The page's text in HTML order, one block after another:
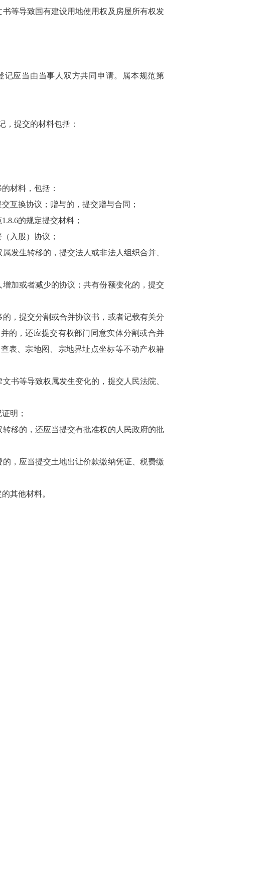
等导致国有建设用地使用权及房屋所有权发
应当由当事人双方共同申请。属本规范第
，提交的材料包括：
材料，包括：
互换协议；赠与的，提交赠与合同；
的规定提交材料；
入股）协议；
发生转移的，提交法人或非法人组织合并、
增加或者减少的协议；共有份额变化的，提交
的，提交分割或合并协议书，或者记载有关分
的，还应提交有权部门同意实体分割或合并
表、宗地图、宗地界址点坐标等不动产权籍
书等导致权属发生变化的，提交人民法院、
明；
移的，还应当提交有批准权的人民政府的批
，应当提交土地出让价款缴纳凭证、税费缴
其他材料。